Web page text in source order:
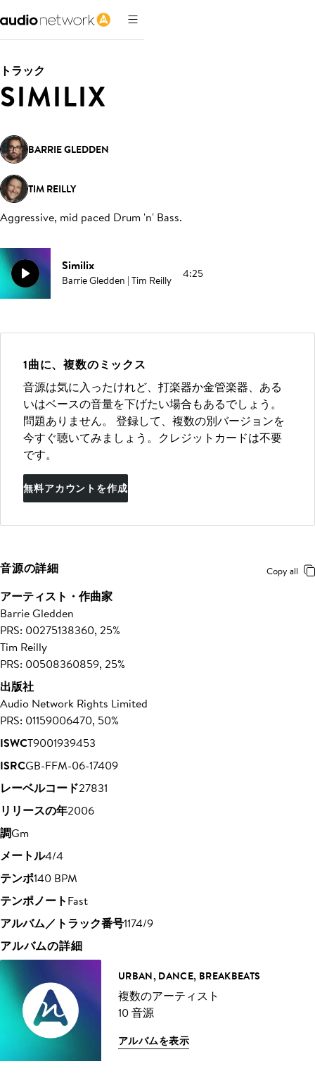
トラック
SIMILIX
BARRIE GLEDDEN
TIM REILLY
Aggressive, mid paced Drum 'n' Bass.
Similix
Barrie Gledden | Tim Reilly 4:25
1曲に、複数のミックス
音源は気に入ったけれど、打楽器か金管楽器、ある
いはベースの音量を下げたい場合もあるでしょう。
問題ありません。 登録して、複数の別バージョンを
今すぐ聴いてみましょう。クレジットカードは不要
です。
無料アカウントを作成
音源の詳細 Copy all
アーティスト・作曲家
Barrie Gledden
PRS: 00275138360, 25%
Tim Reilly
PRS: 00508360859, 25%
出版社
Audio Network Rights Limited
PRS: 01159006470, 50%
ISWCT9001939453
ISRCGB-FFM-06-17409
レーベルコード27831
リリースの年2006
調Gm
メートル4/4
テンポ140 BPM
テンポノートFast
アルバム／トラック番号1174/9
アルバムの詳細
URBAN, DANCE, BREAKBEATS
複数のアーティスト
10 音源
アルバムを表示